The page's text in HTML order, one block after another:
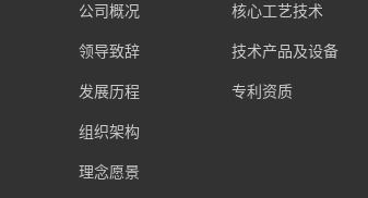
公司概况
领导致辞
发展历程
组织架构
理念愿景
核心工艺技术
技术产品及设备
专利资质